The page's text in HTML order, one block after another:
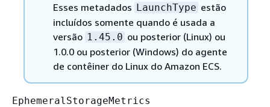
Esses metadados LaunchType estão
incluídos somente quando é usada a
versão 1.45.0 ou posterior (Linux) ou
1.0.0 ou posterior (Windows) do agente
de contêiner do Linux do Amazon ECS.
EphemeralStorageMetrics